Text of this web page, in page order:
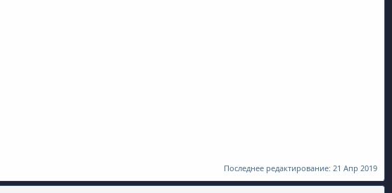
Последнее редактирование: 21 Апр 2019